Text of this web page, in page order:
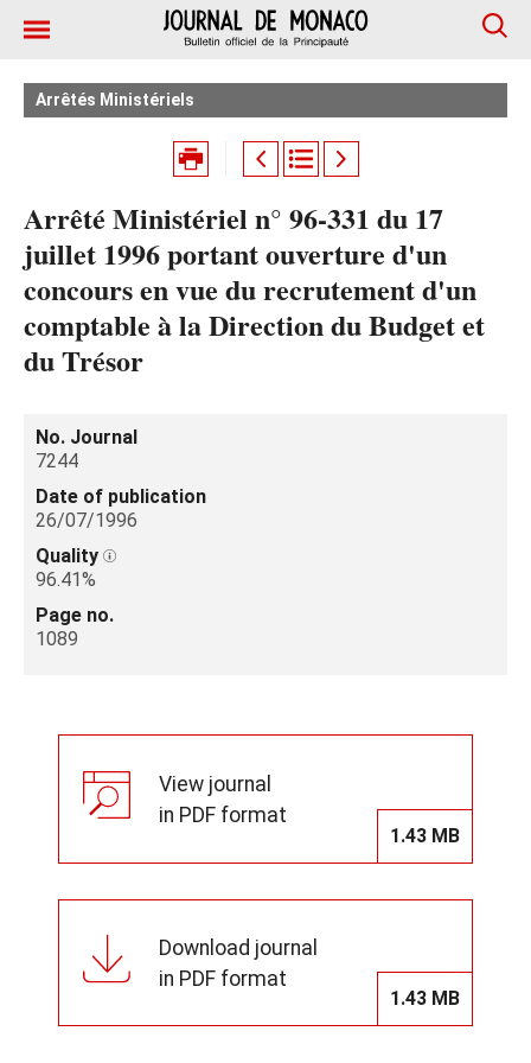
Arrêtés Ministériels
Arrêté Ministériel n° 96-331 du 17
juillet 1996 portant ouverture d'un
concours en vue du recrutement d'un
comptable à la Direction du Budget et
du Trésor
No. Journal
7244
Date of publication
26/07/1996
Quality
96.41%
Page no.
1089
View journal
in PDF format
1.43 MB
Download journal
in PDF format
1.43 MB